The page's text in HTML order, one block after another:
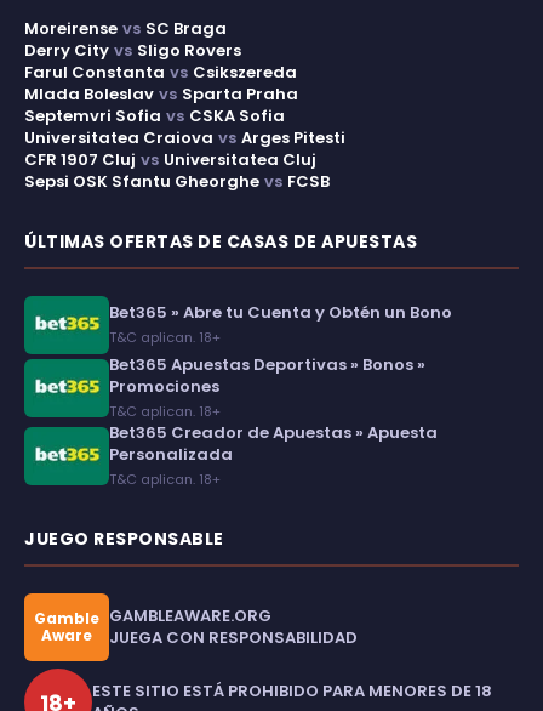
Moreirense vs SC Braga
Derry City vs Sligo Rovers
Farul Constanta vs Csikszereda
Mlada Boleslav vs Sparta Praha
Septemvri Sofia vs CSKA Sofia
Universitatea Craiova vs Arges Pitesti
CFR 1907 Cluj vs Universitatea Cluj
Sepsi OSK Sfantu Gheorghe vs FCSB
ÚLTIMAS OFERTAS DE CASAS DE APUESTAS
Bet365 » Abre tu Cuenta y Obtén un Bono
T&C aplican. 18+
Bet365 Apuestas Deportivas » Bonos »
Promociones
T&C aplican. 18+
Bet365 Creador de Apuestas » Apuesta
Personalizada
T&C aplican. 18+
JUEGO RESPONSABLE
Gamble
Aware
GAMBLEAWARE.ORG
JUEGA CON RESPONSABILIDAD
18+
ESTE SITIO ESTÁ PROHIBIDO PARA MENORES DE 18